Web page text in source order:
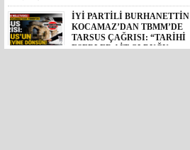
İYİ PARTİLİ BURHANETTİN
KOCAMAZ’DAN TBMM’DE
TARSUS ÇAĞRISI: “TARİHİ
ESERLER AİT OLDUĞU